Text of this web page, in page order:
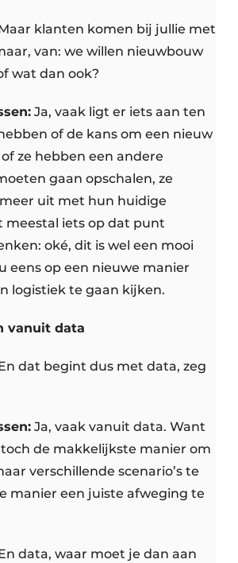
klanten komen bij jullie met
van: we willen nieuwbouw
wat dan ook?
Ja, vaak ligt er iets aan ten
of de kans om een nieuw
ze hebben een andere
gaan opschalen, ze
uit met hun huidige
meestal iets op dat punt
oké, dit is wel een mooi
eens op een nieuwe manier
logistiek te gaan kijken.
vanuit data
dat begint dus met data, zeg
Ja, vaak vanuit data. Want
de makkelijkste manier om
verschillende scenario’s te
manier een juiste afweging te
data, waar moet je dan aan